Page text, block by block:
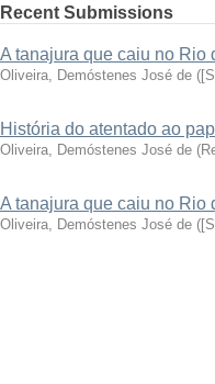
Recent Submissions
A tanajura que caiu no Rio
Oliveira, Demóstenes José de (
História do atentado ao
Oliveira, Demóstenes José de (
A tanajura que caiu no Rio
Oliveira, Demóstenes José de (